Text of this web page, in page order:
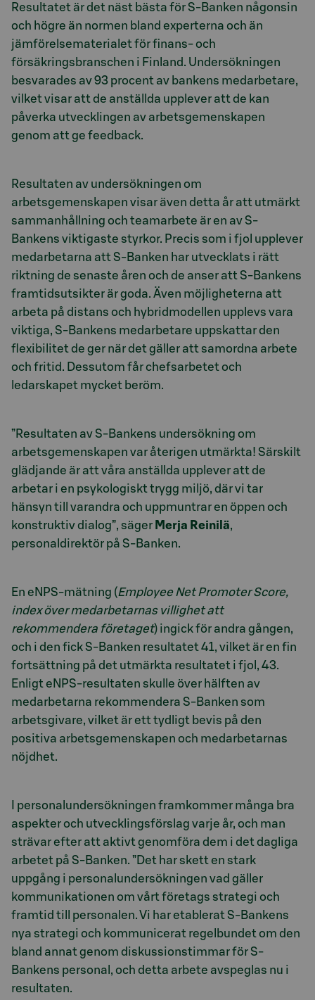
Resultatet är det näst bästa för S-Banken någonsin
och högre än normen bland experterna och än
jämförelsematerialet för finans- och
försäkringsbranschen i Finland. Undersökningen
besvarades av 93 procent av bankens medarbetare,
vilket visar att de anställda upplever att de kan
påverka utvecklingen av arbetsgemenskapen
genom att ge feedback.
Resultaten av undersökningen om
arbetsgemenskapen visar även detta år att utmärkt
sammanhållning och teamarbete är en av S-
Bankens viktigaste styrkor. Precis som i fjol upplever
medarbetarna att S-Banken har utvecklats i rätt
riktning de senaste åren och de anser att S-Bankens
framtidsutsikter är goda. Även möjligheterna att
arbeta på distans och hybridmodellen upplevs vara
viktiga, S-Bankens medarbetare uppskattar den
flexibilitet de ger när det gäller att samordna arbete
och fritid. Dessutom får chefsarbetet och
ledarskapet mycket beröm.
”Resultaten av S-Bankens undersökning om
arbetsgemenskapen var återigen utmärkta! Särskilt
glädjande är att våra anställda upplever att de
arbetar i en psykologiskt trygg miljö, där vi tar
hänsyn till varandra och uppmuntrar en öppen och
konstruktiv dialog”, säger Merja Reinilä,
personaldirektör på S-Banken.
En eNPS-mätning (Employee Net Promoter Score,
index över medarbetarnas villighet att
rekommendera företaget) ingick för andra gången,
och i den fick S-Banken resultatet 41, vilket är en fin
fortsättning på det utmärkta resultatet i fjol, 43.
Enligt eNPS-resultaten skulle över hälften av
medarbetarna rekommendera S-Banken som
arbetsgivare, vilket är ett tydligt bevis på den
positiva arbetsgemenskapen och medarbetarnas
nöjdhet.
I personalundersökningen framkommer många bra
aspekter och utvecklingsförslag varje år, och man
strävar efter att aktivt genomföra dem i det dagliga
arbetet på S-Banken. ”Det har skett en stark
uppgång i personalundersökningen vad gäller
kommunikationen om vårt företags strategi och
framtid till personalen. Vi har etablerat S-Bankens
nya strategi och kommunicerat regelbundet om den
bland annat genom diskussionstimmar för S-
Bankens personal, och detta arbete avspeglas nu i
resultaten.